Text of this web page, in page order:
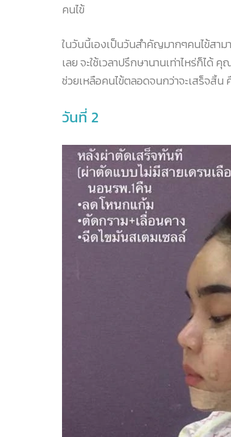
คนไข้
ในวันนี้เองเป็นวันสำคัญมากๆคนไข้สา
เลย จะใช้เวลาปรึกษานานเท่าไหร่ก็ไ
ช่วยเหลือคนไข้ตลอดจนกว่าจะเสร็จสิ้
วันที่ 2